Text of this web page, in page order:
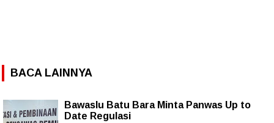
BACA LAINNYA
Bawaslu Batu Bara Minta Panwas Up to
Date Regulasi